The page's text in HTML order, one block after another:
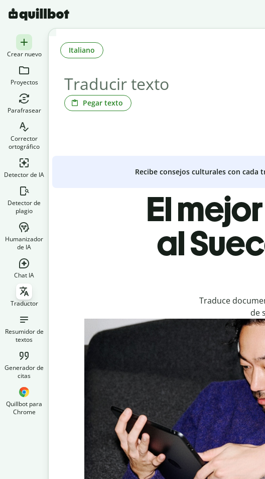
Crear nuevo
Proyectos
Parafrasear
Corrector
ortográfico
Detector de IA
Detector de
plagio
Humanizador
de IA
Chat IA
Traductor
Resumidor de
textos
Generador de
citas
Quillbot para
Chrome
Pegar texto
Italiano
Recibe consejos culturales con cada
El
al
Traduce
de